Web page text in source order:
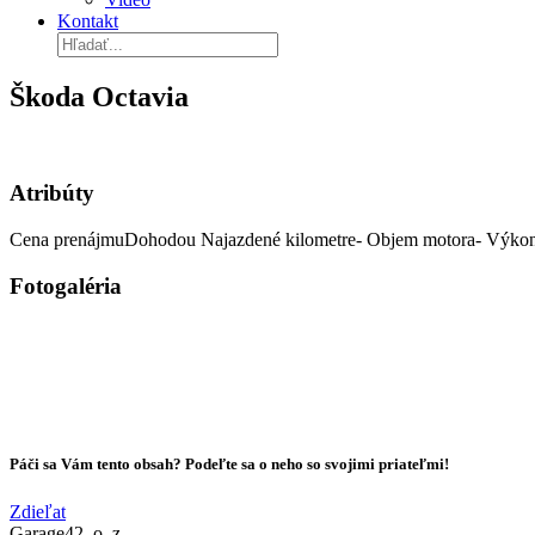
Kontakt
Škoda Octavia
Atribúty
Cena prenájmuDohodou Najazdené kilometre- Objem motora-
Fotogaléria
Páči sa Vám tento obsah? Podeľte sa o neho so svojimi priateľmi!
Zdieľat